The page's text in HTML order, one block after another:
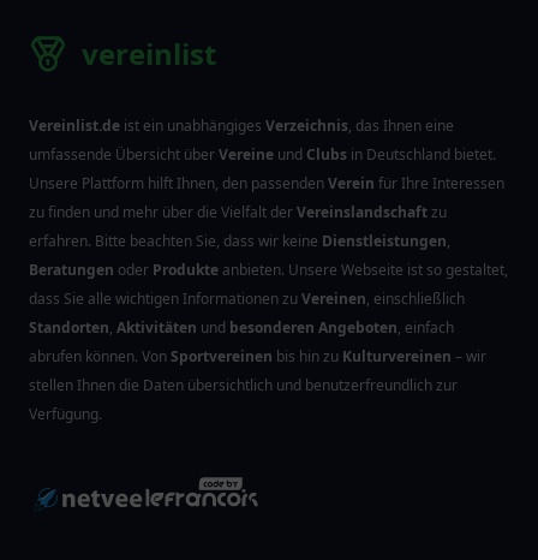
vereinlist
Vereinlist.de ist ein unabhängiges Verzeichnis, das Ihnen eine
umfassende Übersicht überVereine und Clubs in Deutschland bietet.
Unsere Plattform hilft Ihnen, den passendenVerein für Ihre Interessen
zu finden und mehr über die Vielfalt derVereinslandschaftzu
erfahren. Bitte beachten Sie, dass wir keine Dienstleistungen,
Beratungen oder Produkte anbieten. Unsere Webseite ist so gestaltet,
dass Sie alle wichtigen Informationen zu Vereinen, einschließlich
Standorten, Aktivitäten und besonderen Angeboten, einfach
abrufen können. VonSportvereinen bis hin zu Kulturvereinen – wir
stellen Ihnen die Daten übersichtlich und benutzerfreundlich zur
Verfügung.